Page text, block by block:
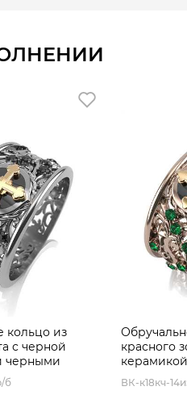
кольцо из
с черной
черными
б
красного
ВК-к18кч-